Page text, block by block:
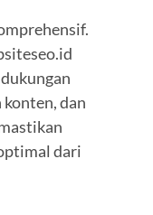
dan
dari